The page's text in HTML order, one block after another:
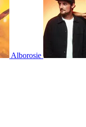
Alborosie